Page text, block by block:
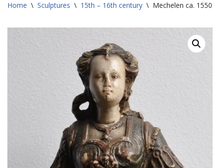
Home \ Sculptures \ 15th – 16th century \ Mechelen ca. 1550